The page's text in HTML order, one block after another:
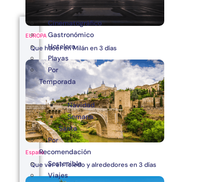
EUROPA
Que hacer en Milán en 3 días
España
Que ver en Toledo y alrededores en 3 días
Cinematográfico
Gastronómico
Hotelero
Playas
Por
Temporada
Navidad
Semana
Santa
Por
Recomendación
Sostenible
Viajes